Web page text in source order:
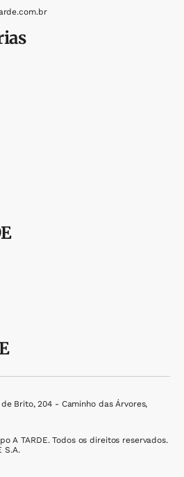
Brito, 204 - Caminho das Árvores,
A TARDE. Todos os direitos reservados.
S.A.